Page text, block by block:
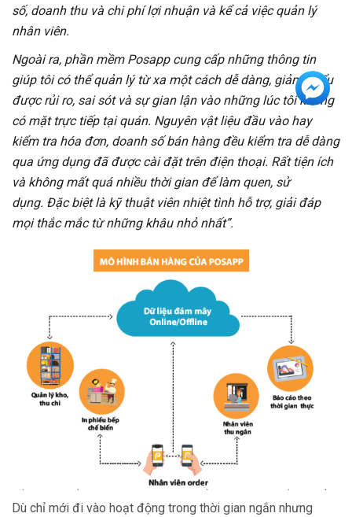
số, doanh thu và chi phí lợi nhuận và kể cả việc quản lý
nhân viên.
Ngoài ra, phần mềm Posapp cung cấp những thông tin
giúp tôi có thể quản lý từ xa một cách dễ dàng, giảm thiểu
được rủi ro, sai sót và sự gian lận vào những lúc tôi không
có mặt trực tiếp tại quán. Nguyên vật liệu đầu vào hay
kiểm tra hóa đơn, doanh số bán hàng đều kiểm tra dễ dàng
qua ứng dụng đã được cài đặt trên điện thoại. Rất tiện ích
và không mất quá nhiều thời gian để làm quen, sử
dụng. Đặc biệt là kỹ thuật viên nhiệt tình hỗ trợ, giải đáp
mọi thắc mắc từ những khâu nhỏ nhất”.
Dù chỉ mới đi vào hoạt động trong thời gian ngắn nhưng